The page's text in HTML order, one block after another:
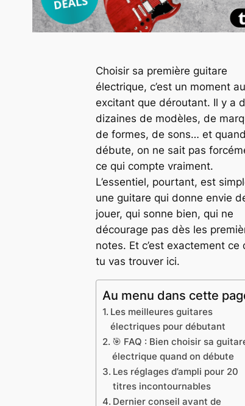
Choisir sa première guitare
électrique, c’est un moment
excitant que déroutant. Il y a
dizaines de modèles, de
de formes, de sons… et
débute, on ne sait pas
ce qui compte vraiment.
L’essentiel, pourtant, est
une guitare qui donne envie
jouer, qui sonne bien, qui ne
décourage pas dès les
notes. Et c’est exactement ce
tu vas trouver ici.
Au menu dans cette
Les meilleures guitares
électriques pour débutant
🎯 FAQ : Bien choisir sa
électrique quand on débute
Les réglages d’ampli pour 20
titres incontournables
Dernier conseil avant de